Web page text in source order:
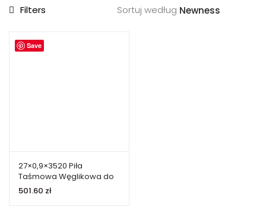
Filters Sortuj według
Save
27×0,9×3520 Piła
Taśmowa Węglikowa do
Lissmac MBS 502 UVB
501.60 zł